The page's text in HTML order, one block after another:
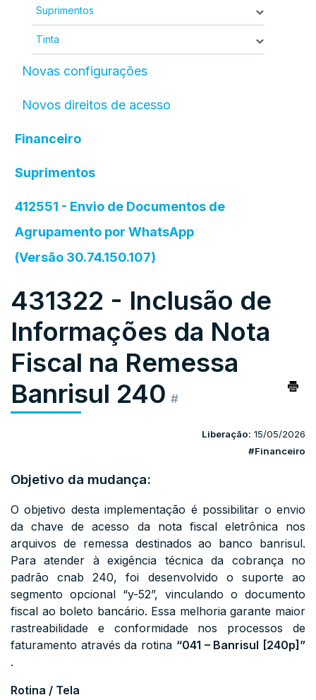
Suprimentos
Tinta
Novas configurações
Novos direitos de acesso
Financeiro
Suprimentos
412551 - Envio de Documentos de
Agrupamento por WhatsApp
(Versão 30.74.150.107)
431322 - Inclusão de
Informações da Nota
Fiscal na Remessa
Banrisul 240 #
Liberação: 15/05/2026
#Financeiro
Objetivo da mudança:
O objetivo desta implementação é possibilitar o envio
da chave de acesso da nota fiscal eletrônica nos
arquivos de remessa destinados ao banco banrisul.
Para atender à exigência técnica da cobrança no
padrão cnab 240, foi desenvolvido o suporte ao
segmento opcional “y-52”, vinculando o documento
fiscal ao boleto bancário. Essa melhoria garante maior
rastreabilidade e conformidade nos processos de
faturamento através da rotina “041 – Banrisul [240p]”
.
Rotina / Tela